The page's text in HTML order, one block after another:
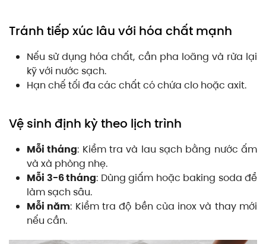
Tránh tiếp xúc lâu với hóa chất mạnh
Nếu sử dụng hóa chất, cần pha loãng và rửa lại
kỹ với nước sạch.
Hạn chế tối đa các chất có chứa clo hoặc axit.
Vệ sinh định kỳ theo lịch trình
Mỗi tháng: Kiểm tra và lau sạch bằng nước ấm
và xà phòng nhẹ.
Mỗi 3-6 tháng: Dùng giấm hoặc baking soda để
làm sạch sâu.
Mỗi năm: Kiểm tra độ bền của inox và thay mới
nếu cần.